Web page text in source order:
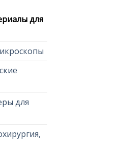
для
для